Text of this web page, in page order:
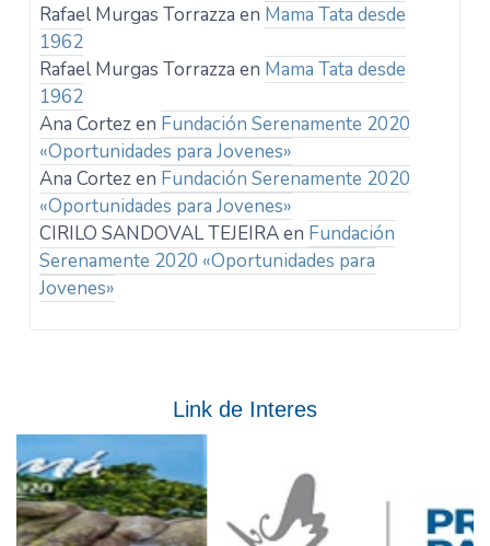
Rafael Murgas Torrazza en Mama Tata desde
1962
Rafael Murgas Torrazza en Mama Tata desde
1962
Ana Cortezen Fundación Serenamente 2020
«Oportunidades para Jovenes»
Ana Cortezen Fundación Serenamente 2020
«Oportunidades para Jovenes»
CIRILO SANDOVAL TEJEIRAen Fundación
Serenamente 2020 «Oportunidades para
Jovenes»
Link de Interes